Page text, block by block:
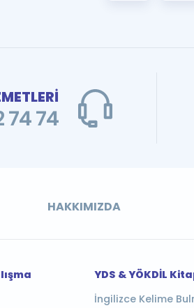
74
HAKKIMIZDA
YDS & YÖKDİL
İngilizce Kelime